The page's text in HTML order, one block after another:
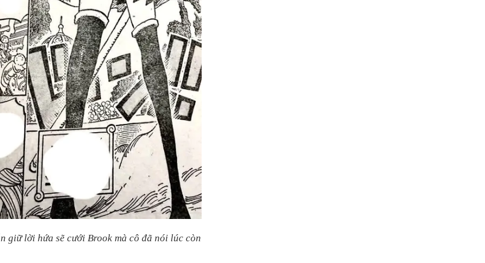
giữ lời hứa sẽ cưới Brook mà cô đã nói lúc còn